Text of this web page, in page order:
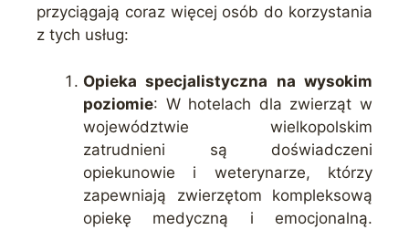
przyciągają coraz więcej osób do korzystania
z tych usług:
Opieka specjalistyczna na wysokim
poziomie: W hotelach dla zwierząt w
województwie wielkopolskim
zatrudnieni są doświadczeni
opiekunowie i weterynarze, którzy
zapewniają zwierzętom kompleksową
opiekę medyczną i emocjonalną.